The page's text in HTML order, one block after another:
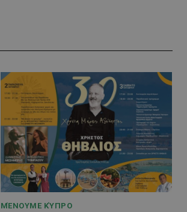
ΜΈΝΟΥΜΕ ΚΎΠΡΟ